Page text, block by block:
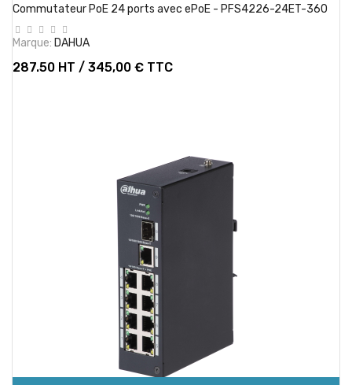
Commutateur PoE 24 ports avec ePoE - PFS4226-24ET-360
Marque: DAHUA
287.50 HT / 345,00 € TTC